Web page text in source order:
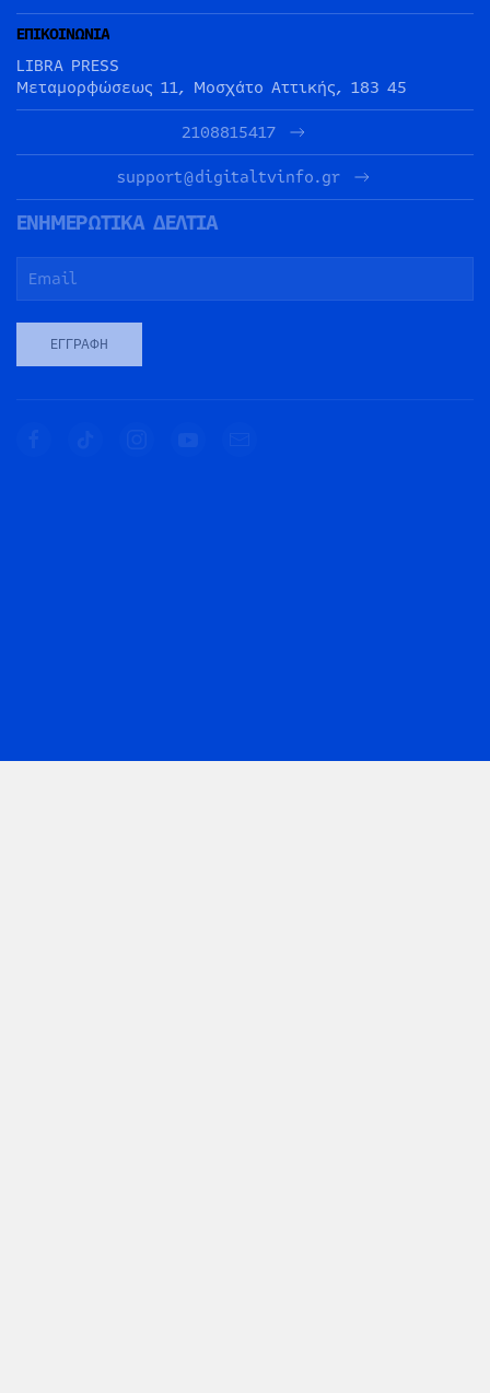
ΕΠΙΚΟΙΝΩΝΙΑ
LIBRA PRESS
Μεταμορφώσεως 11, Μοσχάτο Αττικής, 183 45
2108815417
support@digitaltvinfo.gr
ΕΝΗΜΕΡΩΤΙΚΑ ΔΕΛΤΙΑ
ΕΓΓΡΑΦΉ